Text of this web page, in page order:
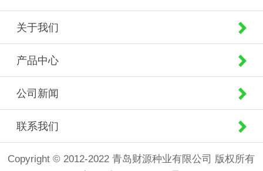
关于我们
产品中心
公司新闻
联系我们
Copyright © 2012-2022 青岛财源种业有限公司 版权所有